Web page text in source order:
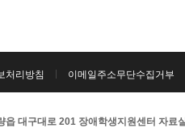
처리방침 이메일주소무단수집거부
읍 대구대로 201 장애학생지원센터 자